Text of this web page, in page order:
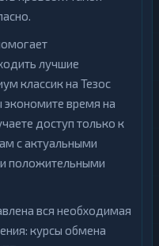
лучшие
классик на Тезос
экономите время на
доступ только к
с актуальными
положительными
вся необходимая
курсы обмена